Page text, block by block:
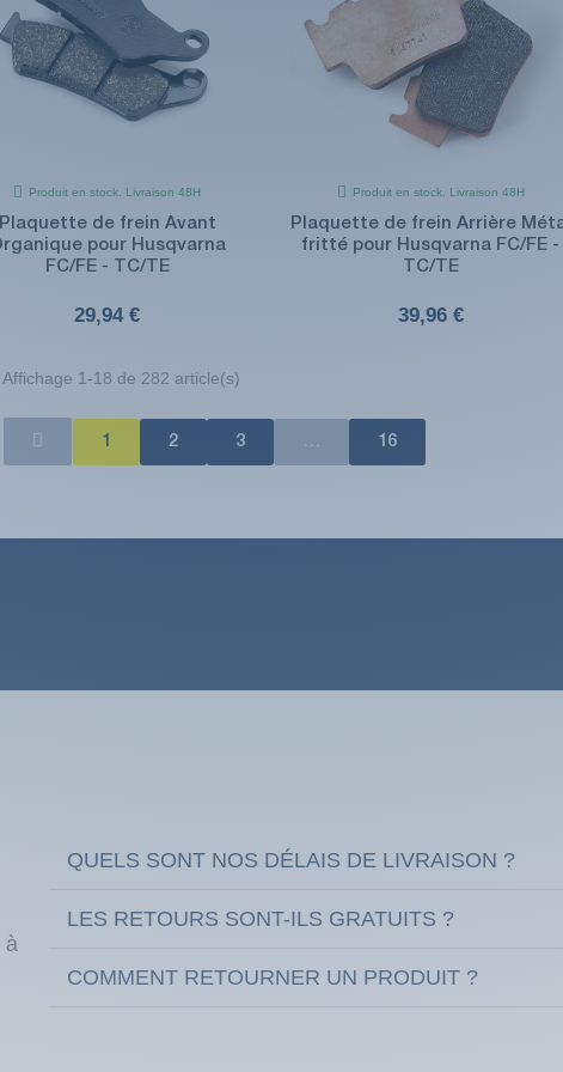
Produit en stock. Livraison 48H
de frein Avant
pour Husqvarna
FC/FE - TC/TE
29,94 €
Produit en stock. Livraison 48H
Plaquette de frein Arrière
fritté pour Husqvarna FC/FE -
TC/TE
39,96 €
Affichage 1-18 de 282 article(s)
1 2 3 … 16
à
QUELS SONT NOS DÉLAIS DE LIVRAISON ?
LES RETOURS SONT-ILS GRATUITS ?
COMMENT RETOURNER UN PRODUIT ?